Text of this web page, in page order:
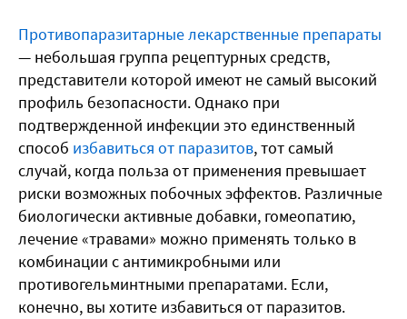
Противопаразитарные лекарственные препараты
— небольшая группа рецептурных средств,
представители которой имеют не самый высокий
профиль безопасности. Однако при
подтвержденной инфекции это единственный
способ избавиться от паразитов, тот самый
случай, когда польза от применения превышает
риски возможных побочных эффектов. Различные
биологически активные добавки, гомеопатию,
лечение «травами» можно применять только в
комбинации с антимикробными или
противогельминтными препаратами. Если,
конечно, вы хотите избавиться от паразитов.